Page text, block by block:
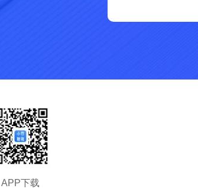
APP下载